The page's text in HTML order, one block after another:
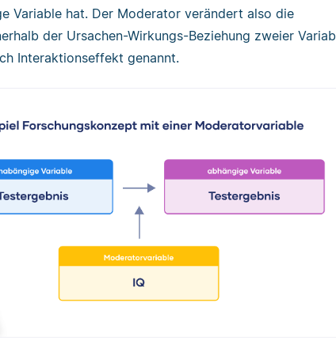
Variable hat. Der Moderator verändert also die
der Ursachen-Wirkungs-Beziehung zweier
Interaktionseffekt genannt.